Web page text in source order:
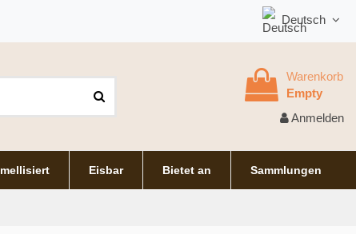
Deutsch
Warenkorb
Empty
Anmelden
Eisbar Bietet an Sammlungen